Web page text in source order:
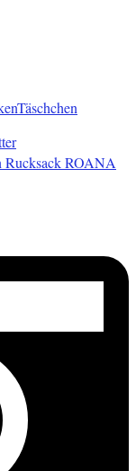
Täschchen
Rucksack ROANA